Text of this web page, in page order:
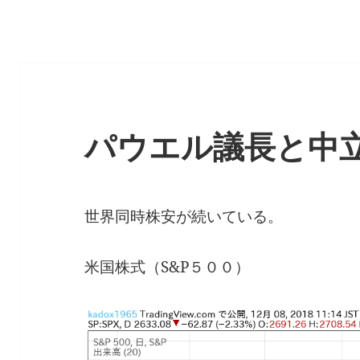
パウエル議長と中
世界同時株安が続いている。
米国株式（S&P５００）